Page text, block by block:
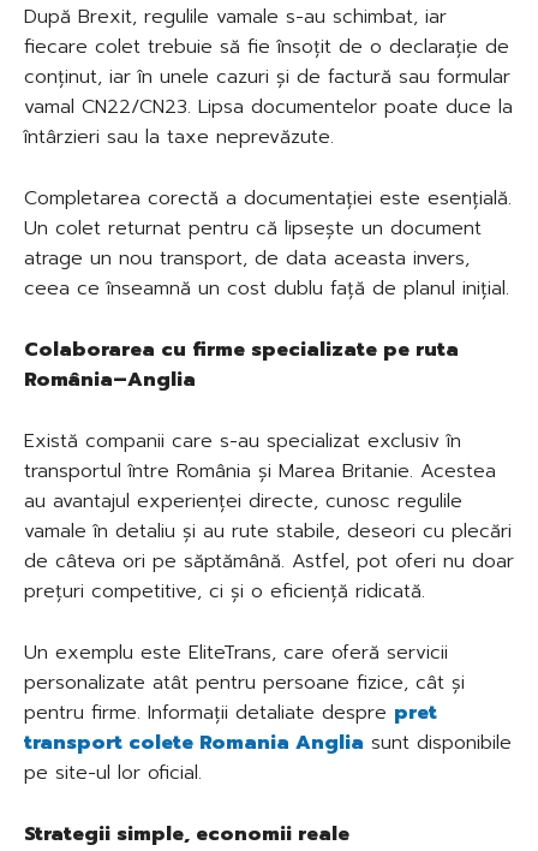
După Brexit, regulile vamale s-au schimbat, iar
fiecare colet trebuie să fie însoțit de o declarație de
conținut, iar în unele cazuri și de factură sau formular
vamal CN22/CN23. Lipsa documentelor poate duce la
întârzieri sau la taxe neprevăzute.
Completarea corectă a documentației este esențială.
Un colet returnat pentru că lipsește un document
atrage un nou transport, de data aceasta invers,
ceea ce înseamnă un cost dublu față de planul inițial.
Colaborarea cu firme specializate pe ruta
România–Anglia
Există companii care s-au specializat exclusiv în
transportul între România și Marea Britanie. Acestea
au avantajul experienței directe, cunosc regulile
vamale în detaliu și au rute stabile, deseori cu plecări
de câteva ori pe săptămână. Astfel, pot oferi nu doar
prețuri competitive, ci și o eficiență ridicată.
Un exemplu este EliteTrans, care oferă servicii
personalizate atât pentru persoane fizice, cât și
pentru firme. Informații detaliate despre pret
transport colete Romania Anglia sunt disponibile
pe site-ul lor oficial.
Strategii simple, economii reale